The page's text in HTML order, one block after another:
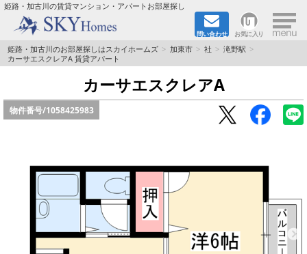
姫路・加古川の賃貸マンション・アパートお部屋探し
問い合わせ お気に入り ×
TOPページ
都市ガス·オール電化
☆新築物件☆
☆ペット飼育可能物件☆
☆ネット無料☆
姫路・加古川のお部屋探しはスカイホームズ 加東市 社
滝野駅
カーサエスクレアA 賃貸アパート
カーサエスクレアA
物件番号/1058425983